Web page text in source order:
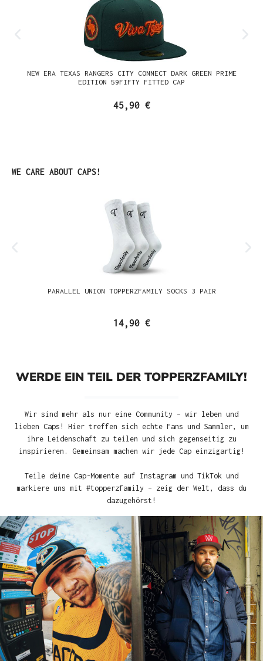
NEW ERA TEXAS RANGERS CITY CONNECT DARK GREEN PRIME
EDITION 59FIFTY FITTED CAP
45,90 €
Produktgalerie überspringen
WE CARE ABOUT CAPS!
PARALLEL UNION TOPPERZFAMILY SOCKS 3 PAIR
14,90 €
WERDE EIN TEIL DER TOPPERZFAMILY!
Wir sind mehr als nur eine Community – wir leben und
lieben Caps! Hier treffen sich echte Fans und Sammler, um
ihre Leidenschaft zu teilen und sich gegenseitig zu
inspirieren. Gemeinsam machen wir jede Cap einzigartig!
Teile deine Cap-Momente auf Instagram und TikTok und
markiere uns mit #topperzfamily – zeig der Welt, dass du
dazugehörst!